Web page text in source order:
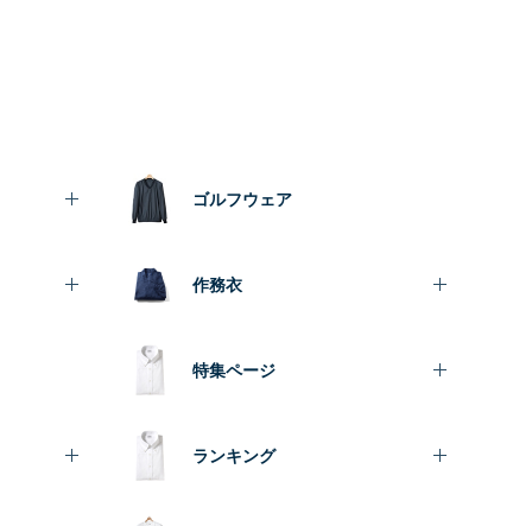
ゴルフウェア
作務衣
特集ページ
ランキング